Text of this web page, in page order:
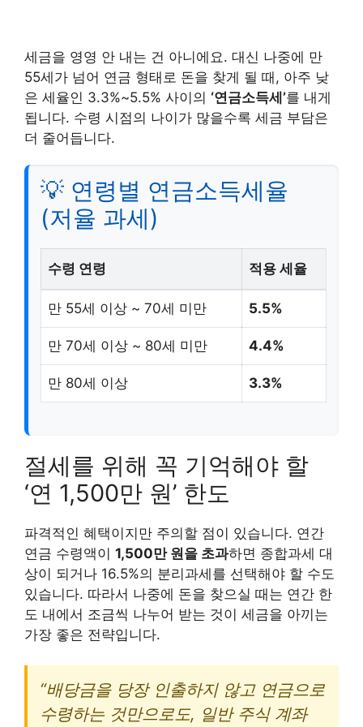
세금을 영영 안 내는 건 아니에요. 대신 나중에 만
55세가 넘어 연금 형태로 돈을 찾게 될 때, 아주 낮
은 세율인 3.3%~5.5% 사이의 ‘연금소득세’를 내게
됩니다. 수령 시점의 나이가 많을수록 세금 부담은
더 줄어듭니다.
💡 연령별 연금소득세율
(저율 과세)
수령 연령 적용 세율
만 55세 이상 ~ 70세 미만 5.5%
만 70세 이상 ~ 80세 미만 4.4%
만 80세 이상 3.3%
절세를 위해 꼭 기억해야 할
‘연 1,500만 원’ 한도
파격적인 혜택이지만 주의할 점이 있습니다. 연간
연금 수령액이 1,500만 원을 초과하면 종합과세 대
상이 되거나 16.5%의 분리과세를 선택해야 할 수도
있습니다. 따라서 나중에 돈을 찾으실 때는 연간 한
도 내에서 조금씩 나누어 받는 것이 세금을 아끼는
가장 좋은 전략입니다.
“배당금을 당장 인출하지 않고 연금으로
수령하는 것만으로도, 일반 주식 계좌